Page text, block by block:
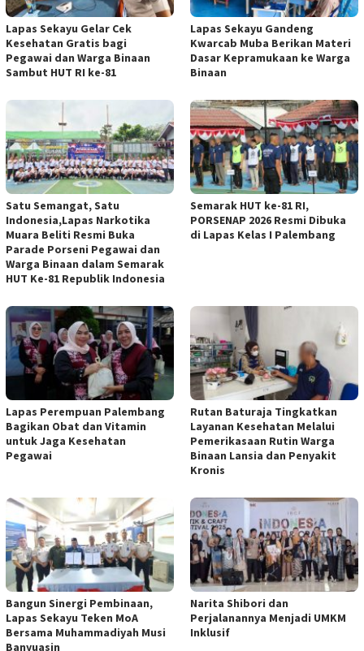
Lapas Sekayu Gelar Cek
Kesehatan Gratis bagi
Pegawai dan Warga Binaan
Sambut HUT RI ke-81
Lapas Sekayu Gandeng
Kwarcab Muba Berikan Materi
Dasar Kepramukaan ke Warga
Binaan
Satu Semangat, Satu
Indonesia,Lapas Narkotika
Muara Beliti Resmi Buka
Parade Porseni Pegawai dan
Warga Binaan dalam Semarak
HUT Ke-81 Republik Indonesia
Semarak HUT ke-81 RI,
PORSENAP 2026 Resmi Dibuka
di Lapas Kelas I Palembang
Lapas Perempuan Palembang
Bagikan Obat dan Vitamin
untuk Jaga Kesehatan
Pegawai
Rutan Baturaja Tingkatkan
Layanan Kesehatan Melalui
Pemerikasaan Rutin Warga
Binaan Lansia dan Penyakit
Kronis
Bangun Sinergi Pembinaan,
Lapas Sekayu Teken MoA
Bersama Muhammadiyah Musi
Banyuasin
Narita Shibori dan
Perjalanannya Menjadi UMKM
Inklusif